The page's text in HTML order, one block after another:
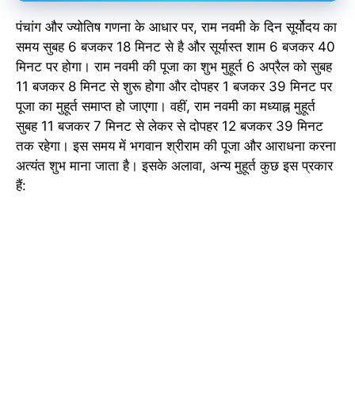
पंचांग और ज्योतिष गणना के आधार पर, राम नवमी के दिन सूर्योदय का
समय सुबह 6 बजकर 18 मिनट से है और सूर्यास्त शाम 6 बजकर 40
मिनट पर होगा। राम नवमी की पूजा का शुभ मुहूर्त 6 अप्रैल को सुबह
11 बजकर 8 मिनट से शुरू होगा और दोपहर 1 बजकर 39 मिनट पर
पूजा का मुहूर्त समाप्त हो जाएगा। वहीं, राम नवमी का मध्याह्न मुहूर्त
सुबह 11 बजकर 7 मिनट से लेकर से दोपहर 12 बजकर 39 मिनट
तक रहेगा। इस समय में भगवान श्रीराम की पूजा और आराधना करना
अत्यंत शुभ माना जाता है। इसके अलावा, अन्य मुहूर्त कुछ इस प्रकार
हैं: